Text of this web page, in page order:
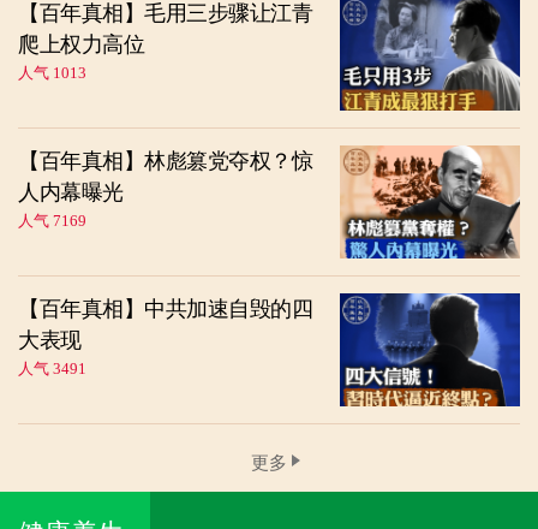
【百年真相】毛用三步骤让江青
爬上权力高位
人气 1013
【百年真相】林彪篡党夺权？惊
人内幕曝光
人气 7169
【百年真相】中共加速自毁的四
大表现
人气 3491
更多